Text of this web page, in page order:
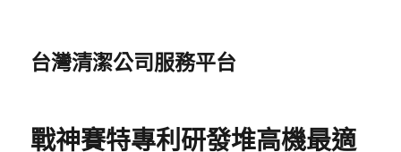
台灣清潔公司服務平台
戰神賽特專利研發堆高機最適